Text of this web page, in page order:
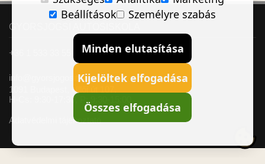
GYORSJOGSI AUTÓSISKOLA
+36 1 533 33 55
info@gyorsjogositvany.hu
1091 Budapest, Üllői út 107.
H-Cs: 9:30-17:30, P: 9:30-15:00
Adatvédelmi tájékoztató
Beállítások
Személyre szabás
Minden elutasítása
Kijelöltek elfogadása
Összes elfogadása